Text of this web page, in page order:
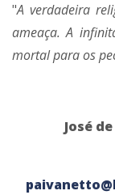
"A verdadeira
ameaça. A
mortal para os
José